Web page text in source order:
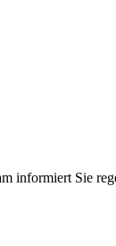
informiert Sie